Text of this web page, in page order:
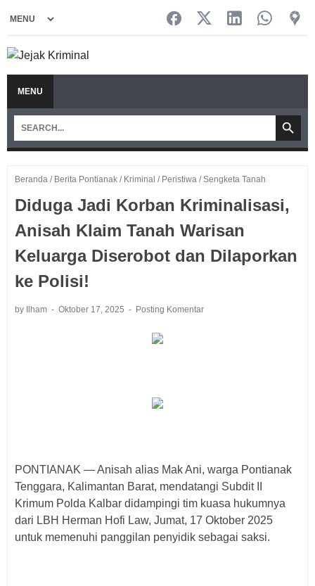
MENU
Beranda / Berita Pontianak / Kriminal / Peristiwa /Sengketa Tanah
Diduga Jadi Korban Kriminalisasi,
Anisah Klaim Tanah Warisan
Keluarga Diserobot dan Dilaporkan
ke Polisi!
by Ilham Oktober 17, 2025 Posting Komentar
PONTIANAK — Anisah alias Mak Ani, warga Pontianak
Tenggara, Kalimantan Barat, mendatangi Subdit II
Krimum Polda Kalbar didampingi tim kuasa hukumnya
dari LBH Herman Hofi Law, Jumat, 17 Oktober 2025
untuk memenuhi panggilan penyidik sebagai saksi.